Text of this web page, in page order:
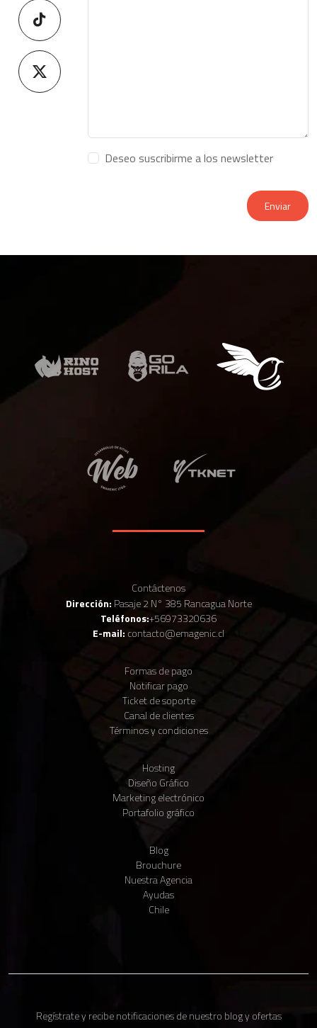
Deseo suscribirme a los newsletter
Enviar
Contáctenos
Dirección: Pasaje 2 N° 385 Rancagua Norte
Teléfonos:+56973320636
E-mail: contacto@emagenic.cl
Formas de pago
Notificar pago
Ticket de soporte
Canal de clientes
Términos y condiciones
Hosting
Diseño Gráfico
Marketing electrónico
Portafolio gráfico
Blog
Brouchure
Nuestra Agencia
Ayudas
Chile
Regístrate y recibe notificaciones de nuestro blog y ofertas
● Vendedor virtual · En línea
Para comenzar, cuéntanos tu nombre y tu WhatsApp 📱 Te enviaremos